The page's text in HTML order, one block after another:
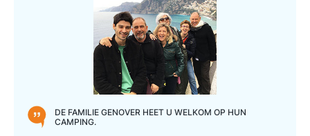
DE FAMILIE GENOVER HEET U WELKOM OP HUN
CAMPING.